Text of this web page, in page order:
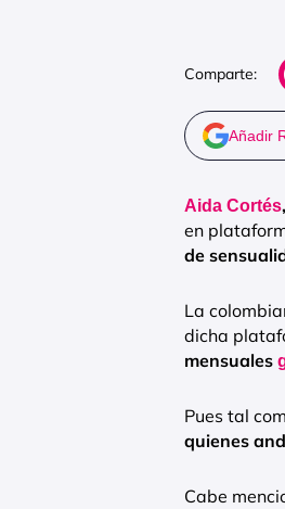
Comparte:
Añadir
Aida Cortés
en
de
La
dicha
mensuales
Pues tal
quienes
Cabe